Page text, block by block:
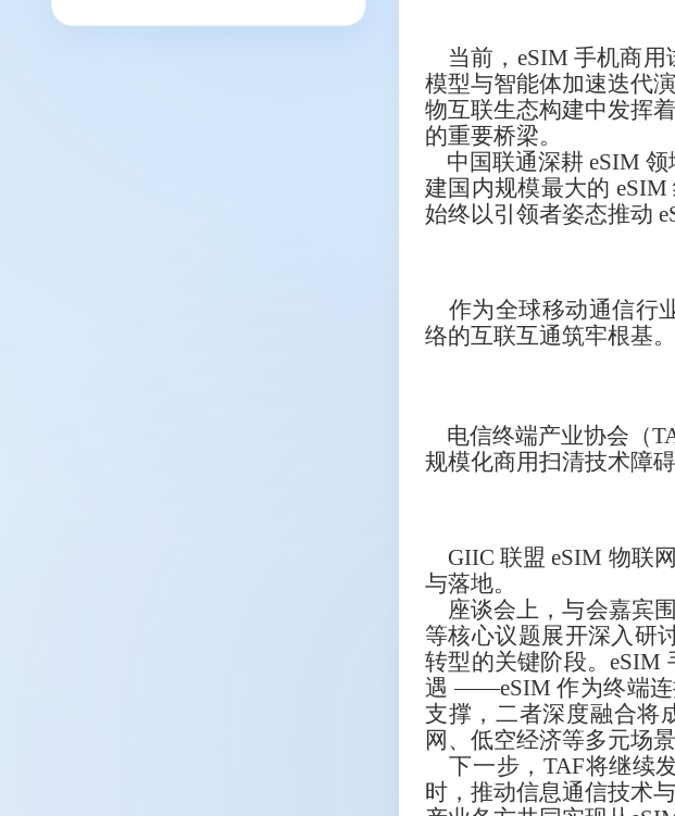
当前，eSIM 手机商用
模型与智能体加速迭代
物互联生态构建中发挥
的重要桥梁。
中国联通深耕 eSIM 领
建国内规模最大的
始终以引领者姿态推动
作为全球移动通信行
络的互联互通筑牢根基。
电信终端产业协会（
规模化商用扫清技术障碍
GIIC 联盟 eSIM 物联
与落地。
座谈会上，与会嘉宾
等核心议题展开深入研
转型的关键阶段。eSIM
遇 ——eSIM 作为终端连
支撑，二者深度融合将
网、低空经济等多元场景
下一步，TAF将继续
时，推动信息通信技术